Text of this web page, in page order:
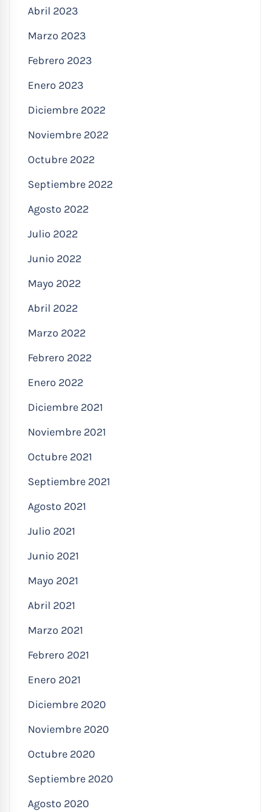
Abril 2023
Marzo 2023
Febrero 2023
Enero 2023
Diciembre 2022
Noviembre 2022
Octubre 2022
Septiembre 2022
Agosto 2022
Julio 2022
Junio 2022
Mayo 2022
Abril 2022
Marzo 2022
Febrero 2022
Enero 2022
Diciembre 2021
Noviembre 2021
Octubre 2021
Septiembre 2021
Agosto 2021
Julio 2021
Junio 2021
Mayo 2021
Abril 2021
Marzo 2021
Febrero 2021
Enero 2021
Diciembre 2020
Noviembre 2020
Octubre 2020
Septiembre 2020
Agosto 2020